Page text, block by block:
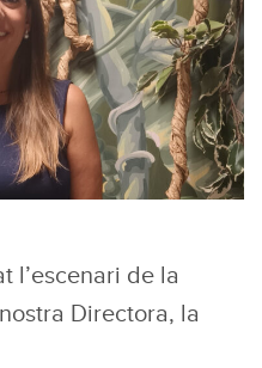
l’escenari de la
Directora, la